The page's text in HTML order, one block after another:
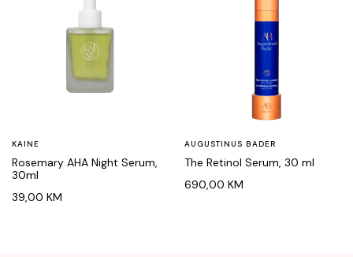
KAINE
Rosemary AHA Night Serum,
30ml
39,00 KM
AUGUSTINUS BADER
The Retinol Serum, 30 ml
690,00 KM